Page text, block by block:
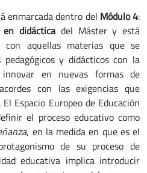
enmarcada dentro del Módulo 4:
didáctica del Máster y está
con aquellas materias que se
y didácticos con la
en nuevas formas de
con las exigencias que
Espacio Europeo de Educación
el proceso educativo como
, en la medida en que es el
de su proceso de
educativa implica introducir